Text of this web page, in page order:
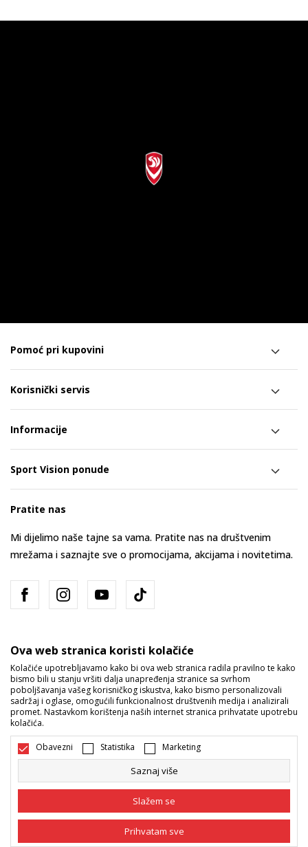
Pomoć pri kupovini
Korisnički servis
Informacije
Sport Vision ponude
Pratite nas
Mi dijelimo naše tajne sa vama. Pratite nas na društvenim
mrežama i saznajte sve o promocijama, akcijama i novitetima.
Bosna i Hercegovina Promijenite
Nastojimo da budemo što precizniji u opisu proizvoda, prikazu slika i
i bez grešaka. Svi artikli prikazani na sajtu su dio naše ponude i ne
podrazumijeva da su dostupni u svakom trenutku. Raspoloživost robe
možete provjeriti pozivom na broj 055/490-400.
Ova web stranica koristi kolačiće
Kolačiće upotrebljavamo kako bi ova web stranica radila pravilno te kako
bismo bili u stanju vršiti dalja unapređenja stranice sa svrhom
poboljšavanja vašeg korisničkog iskustva, kako bismo personalizovali
sadržaj i oglase, omogućili funkcionalnost društvenih medija i analizirali
promet. Nastavkom korištenja naših internet stranica prihvatate upotrebu
kolačića.
Obavezni Statistika Marketing
Saznaj više
Slažem se
Prihvatam sve